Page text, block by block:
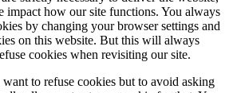
impact how our site functions. You always
by changing your browser settings and
on this website. But this will always
cookies when revisiting our site.
to refuse cookies but to avoid asking